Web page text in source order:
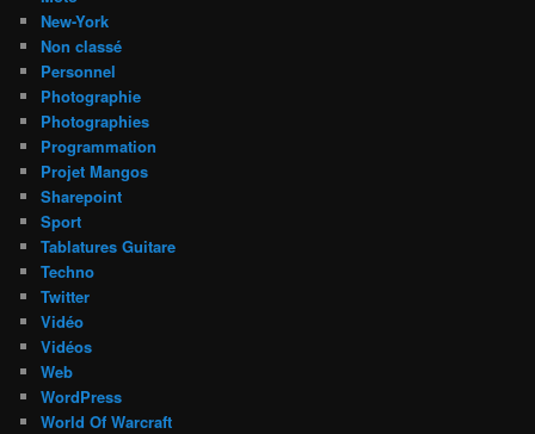
New-York
Non classé
Personnel
Photographie
Photographies
Programmation
Projet Mangos
Sharepoint
Sport
Tablatures Guitare
Techno
Twitter
Vidéo
Vidéos
Web
WordPress
World Of Warcraft